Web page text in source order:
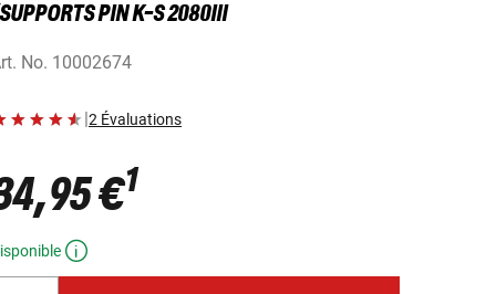
PIN K-S 2080III
No. 10002674
|2 Évaluations
€1